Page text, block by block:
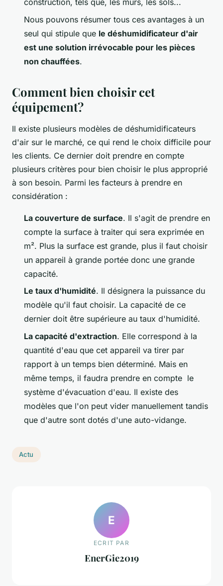
construction, tels que, les murs, les sols...
Nous pouvons résumer tous ces avantages à un
seul qui stipule que le déshumidificateur d'air
est une solution irrévocable pour les pièces
non chauffées.
Comment bien choisir cet
équipement?
Il existe plusieurs modèles de déshumidificateurs
d'air sur le marché, ce qui rend le choix difficile pour
les clients. Ce dernier doit prendre en compte
plusieurs critères pour bien choisir le plus approprié
à son besoin. Parmi les facteurs à prendre en
considération :
La couverture de surface. Il s'agit de prendre en
compte la surface à traiter qui sera exprimée en
m². Plus la surface est grande, plus il faut choisir
un appareil à grande portée donc une grande
capacité.
Le taux d'humidité. Il désignera la puissance du
modèle qu'il faut choisir. La capacité de ce
dernier doit être supérieure au taux d'humidité.
La capacité d'extraction. Elle correspond à la
quantité d'eau que cet appareil va tirer par
rapport à un temps bien déterminé. Mais en
même temps, il faudra prendre en compte le
système d'évacuation d'eau. Il existe des
modèles que l'on peut vider manuellement tandis
que d'autre sont dotés d'une auto-vidange.
Actu
E
ECRIT PAR
EnerGie2019